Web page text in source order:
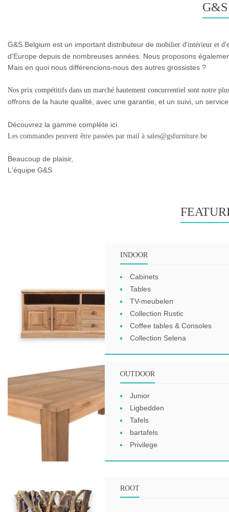
G&S Belgium est un important distributeur de mobilier d'intérieur et
d'Europe depuis de nombreuses années. Nous proposons
Mais en quoi nous différencions-nous des autres grossistes ?
Nos prix compétitifs dans un marché hautement concurrentiel sont notre
offrons de la haute qualité, avec une garantie, et un suivi, un
Découvrez la gamme complète ici.
Les commandes peuvent être passées par mail à sales@gsfurniture.be
Beaucoup de plaisir,
L'équipe G&S
INDOOR
Cabinets
Tables
TV-meubelen
Collection Rustic
Coffee tables & Consoles
Collection Selena
OUTDOOR
Junior
Ligbedden
Tafels
bartafels
Privilege
ROOT